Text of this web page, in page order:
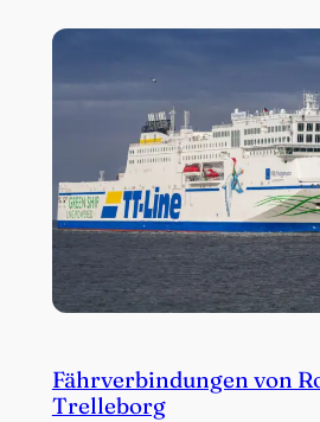
Fährverbindungen von
Trelleborg